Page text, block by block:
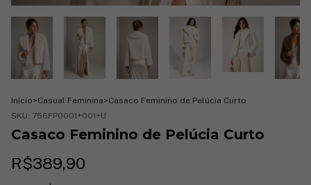
Início>Casual Feminina>Casaco Feminino de Pelúcia Curto
SKU: 756FP0001+001+U
Casaco Feminino de Pelúcia Curto
R$389,90